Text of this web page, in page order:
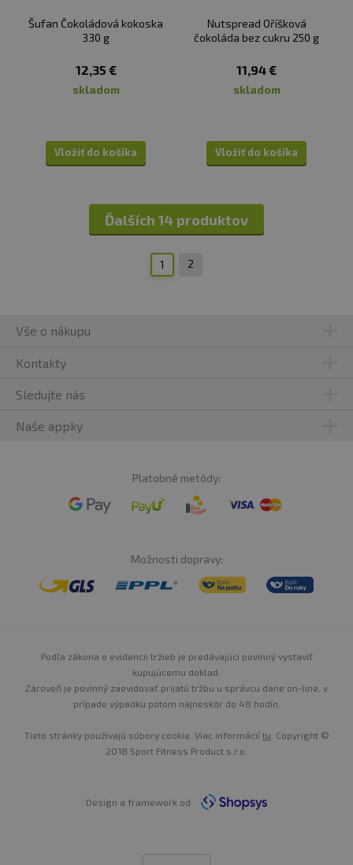
Šufan Čokoládová kokoska
330 g
12,35 €
skladom
Vložiť do košíka
Nutspread Oříšková
čokoláda bez cukru 250 g
11,94 €
skladom
Vložiť do košíka
1 2
Ďalších 14 produktov
Vše o nákupu
Kontakty
Sledujte nás
Naše appky
Platobné metódy:
Možnosti dopravy:
Podľa zákona o evidencii tržieb je predávajúci povinný vystaviť
kupujúcemu doklad.
Zároveň je povinný zaevidovať prijatú tržbu u správcu dane on-line, v
prípade výpadku potom najneskôr do 48 hodín.
Tieto stránky používajú súbory cookie. Viac informácií tu . Copyright ©
2018 Sport Fitness Product s.r.o.
Design a framework od